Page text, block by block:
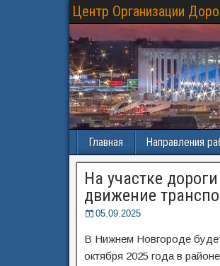
Центр Организации
Главная Направления
На участке
движение
05.09.2025
В Нижнем Новгороде
октября 2025 года в